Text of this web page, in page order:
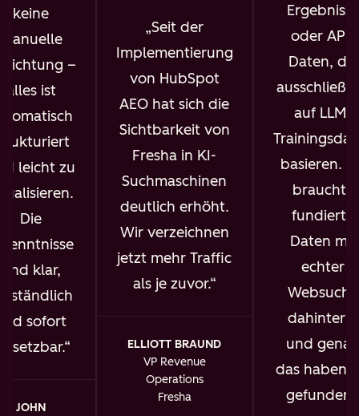
keine
manuelle
–
alles ist
leicht zu
Die
sind klar,
sofort
JOHN
Seit der
Implementierung
von HubSpot
AEO hat sich die
Sichtbarkeit von
Fresha in KI-
Suchmaschinen
deutlich erhöht.
Wir verzeichnen
jetzt mehr Traffic
als je zuvor.
ELLIOTT BRAUND
VP Revenue
Operations
Fresha
Ergebnisse
oder API-
Daten, die
auf LLM-
basieren.
brauchte
fundierte
Daten mit
echter
Websuche
dahinter –
und genau
das haben
gefunden.